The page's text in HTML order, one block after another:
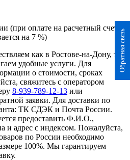
Обратная связь
(при оплате на расчетный счет
на 7 %)
как в Ростове-на-Дону, так
удобные услуги. Для
о стоимости, сроках
свяжитесь с оператором
8-939-789-12-13 или
заявки. Для доставки по
ТК СДЭК и Почта России.
предоставить Ф.И.О.,
и адрес с индексом. Пожалуйста,
по России необходимо
100%. Мы гарантируем